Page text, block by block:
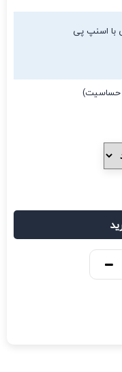
با اسنپ پی